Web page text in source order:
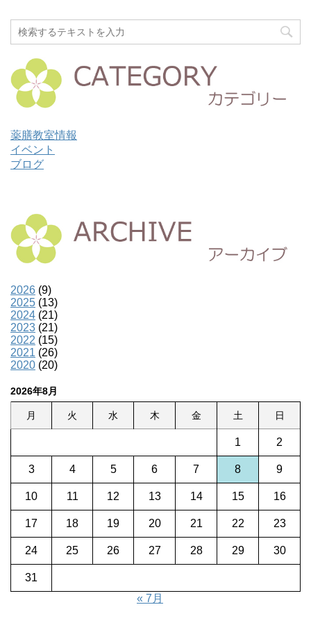
薬膳教室情報
イベント
ブログ
2026 (9)
2025 (13)
2024 (21)
2023 (21)
2022 (15)
2021 (26)
2020 (20)
2026年8月
月 火 水 木 金 土 日
1 2
3 4 5 6 7 8 9
10 11 12 13 14 15 16
17 18 19 20 21 22 23
24 25 26 27 28 29 30
31
« 7月